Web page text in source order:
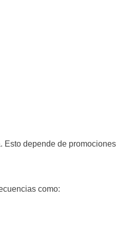
depende de
como: